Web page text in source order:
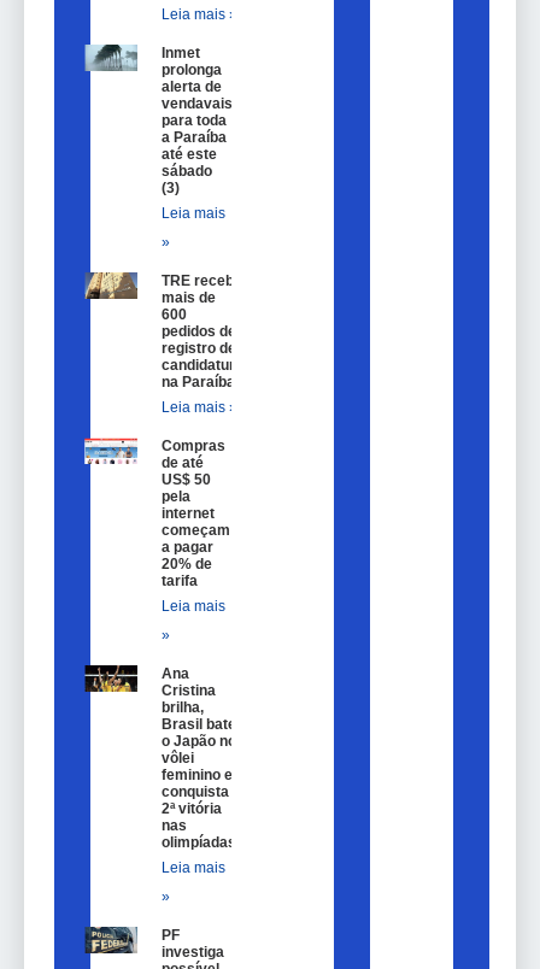
Leia mais »
Inmet
prolonga
alerta de
vendavais
para toda
a Paraíba
até este
sábado
(3)
Leia mais
»
TRE recebe
mais de
600
pedidos de
registro de
candidatura
na Paraíba
Leia mais »
Compras
de até
US$ 50
pela
internet
começam
a pagar
20% de
tarifa
Leia mais
»
Ana
Cristina
brilha,
Brasil bate
o Japão no
vôlei
feminino e
conquista
2ª vitória
nas
olimpíadas
Leia mais
»
PF
investiga